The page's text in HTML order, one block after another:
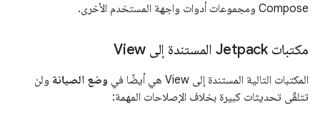
Compose ومجموعات أدوات واجهة المستخدم الأخرى.
مكتبات Jetpack المستندة إلى View
المكتبات التالية المستندة إلى View هي أيضًا في وضع الصيانة ولن
تتلقّى تحديثات كبيرة بخلاف الإصلاحات المهمة: